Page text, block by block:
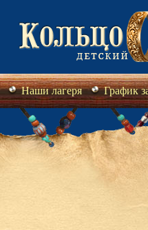
Наши лагеря График